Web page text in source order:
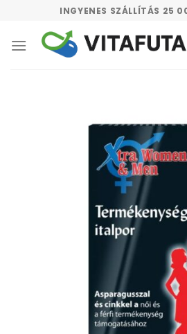
content
INGYENES SZÁLLÍTÁS 25